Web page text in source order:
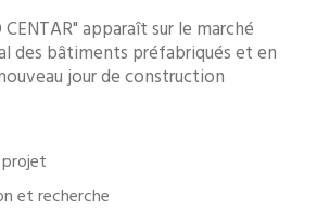
apparaît sur le marché
des bâtiments préfabriqués et en
jour de construction
et recherche